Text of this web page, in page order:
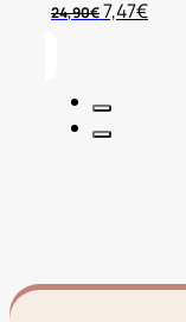
24,90€Original
price
7,47€Η